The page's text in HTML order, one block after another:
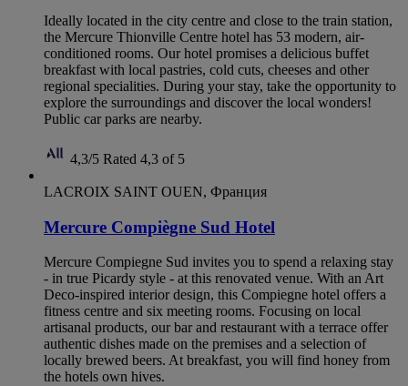
Ideally located in the city centre and close to the train station,
the Mercure Thionville Centre hotel has 53 modern, air-
conditioned rooms. Our hotel promises a delicious buffet
breakfast with local pastries, cold cuts, cheeses and other
regional specialities. During your stay, take the opportunity to
explore the surroundings and discover the local wonders!
Public car parks are nearby.
4,3/5 Rated 4,3 of 5
LACROIX SAINT OUEN, Франция
Mercure Compiègne Sud Hotel
Mercure Compiegne Sud invites you to spend a relaxing stay
- in true Picardy style - at this renovated venue. With an Art
Deco-inspired interior design, this Compiegne hotel offers a
fitness centre and six meeting rooms. Focusing on local
artisanal products, our bar and restaurant with a terrace offer
authentic dishes made on the premises and a selection of
locally brewed beers. At breakfast, you will find honey from
the hotels own hives.